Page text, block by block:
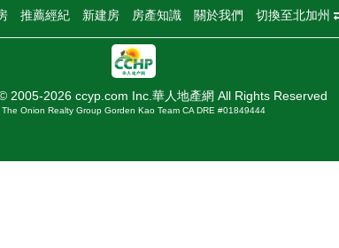
推薦經紀 新建房 房產知識 關於我們 切換至北加州
2005-2026 ccyp.com Inc.華人地產網 All Rights Reserved
The Onion Realty Group Gorden Kao Team CA DRE #01849444